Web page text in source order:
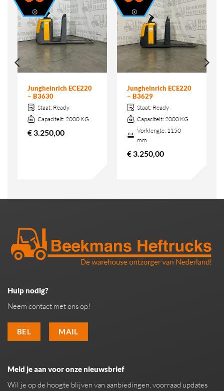
Jungheinrich ECE220
– B3630
Staat: Ready
Capaciteit: 2000 KG
€3.250,00
Jungheinrich ECE220
– B3629
Staat: Ready
Capaciteit: 2000 KG
Vorklengte: 1150
mm
€3.250,00
Hulp nodig?
Neem contact met ons op!
BEL MAIL
Meld je aan voor onze nieuwsbrief
Wil je op de hoogte blijven van aanbiedingen, voorraad updates